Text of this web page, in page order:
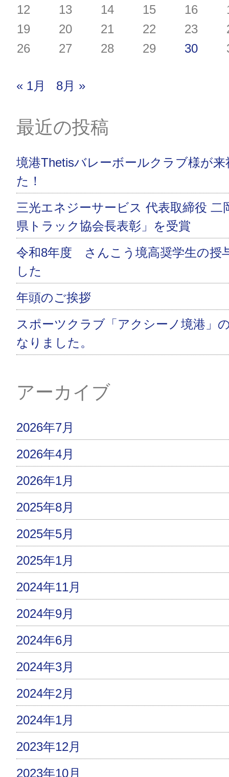
12
13 14 15 16
19
20 21 22 23
26
27 28 29 30
« 1月 8月 »
最近の投稿
境港Thetisバレーボールクラブ様が
た！
三光エネジーサービス 代表取締役 二
県トラック協会長表彰」を受賞
令和8年度 さんこう境高奨学生の授
した
年頭のご挨拶
スポーツクラブ「アクシーノ境港」
なりました。
アーカイブ
2026年7月
2026年4月
2026年1月
2025年8月
2025年5月
2025年1月
2024年11月
2024年9月
2024年6月
2024年3月
2024年2月
2024年1月
2023年12月
2023年10月